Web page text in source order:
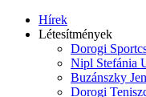
Hírek
Létesítmények
Dorogi
Nipl Stefánia
Buzánszky
Dorogi